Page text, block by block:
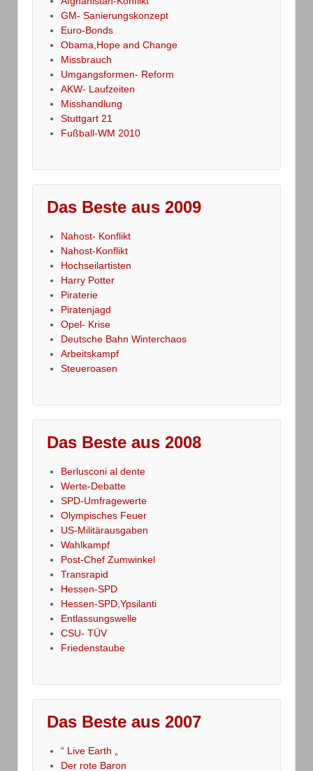
GM- Sanierungskonzept
Euro-Bonds
Obama,Hope and Change
Missbrauch
Umgangsformen- Reform
AKW- Laufzeiten
Misshandlung
Stuttgart 21
Fußball-WM 2010
Das Beste aus 2009
Nahost- Konflikt
Nahost-Konflikt
Hochseilartisten
Harry Potter
Piraterie
Piratenjagd
Opel- Krise
Deutsche Bahn Winterchaos
Arbeitskampf
Steueroasen
Das Beste aus 2008
Berlusconi al dente
Werte-Debatte
SPD-Umfragewerte
Olympisches Feuer
US-Militärausgaben
Wahlkampf
Post-Chef Zumwinkel
Transrapid
Hessen-SPD
Hessen-SPD,Ypsilanti
Entlassungswelle
CSU- TÜV
Friedenstaube
Das Beste aus 2007
“ Live Earth „
Der rote Baron